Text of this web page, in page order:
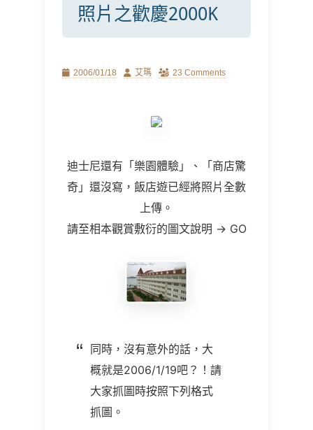
照片之歡慶2000K
Posted
2006/01/18 Author
艾瑪 23 Comments
迪士尼還有「樂園體驗」、「商店驚
奇」還沒寫，飯店遊已經將照片全數
上傳。
請至相本觀賞敷衍的圖文說明 → GO
同時，沒有意外的話，大
概就是2006/1/19吧？！請
大家抓圖時按照下列格式
抓圖。